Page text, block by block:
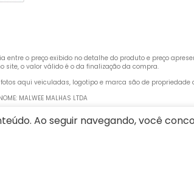
o preço exibido no detalhe do produto e preço
site, o valor válido é o da finalização da compra.
aqui veiculadas, logotipo e marca são de propriedade
MALWEE MALHAS LTDA
89260-900 - Barra do Rio Cerro, Jaraguá do Sul - SC,
Ao seguir navegando, você